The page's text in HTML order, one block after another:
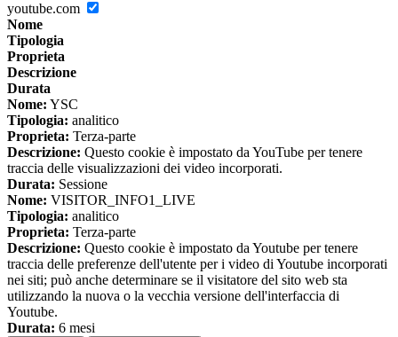
youtube.com
Nome
Tipologia
Proprieta
Descrizione
Durata
Nome: YSC
Tipologia: analitico
Proprieta: Terza-parte
Descrizione: Questo cookie è impostato da YouTube per tenere
traccia delle visualizzazioni dei video incorporati.
Durata: Sessione
Nome: VISITOR_INFO1_LIVE
Tipologia: analitico
Proprieta: Terza-parte
Descrizione: Questo cookie è impostato da Youtube per tenere
traccia delle preferenze dell'utente per i video di Youtube incorporati
nei siti; può anche determinare se il visitatore del sito web sta
utilizzando la nuova o la vecchia versione dell'interfaccia di
Youtube.
Durata: 6 mesi